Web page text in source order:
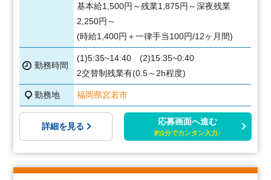
基本給1,500円～残業1,875円～深夜残業
2,250円～
(時給1,400円＋一律手当100円/12ヶ月間)
勤務時間
(1)5:35~14:40 (2)15:35~0:40
2交替制残業有(0.5～2h程度)
勤務地 福岡県宮若市
詳細を見る 応募画面へ進む
約1分でカンタン入力♪